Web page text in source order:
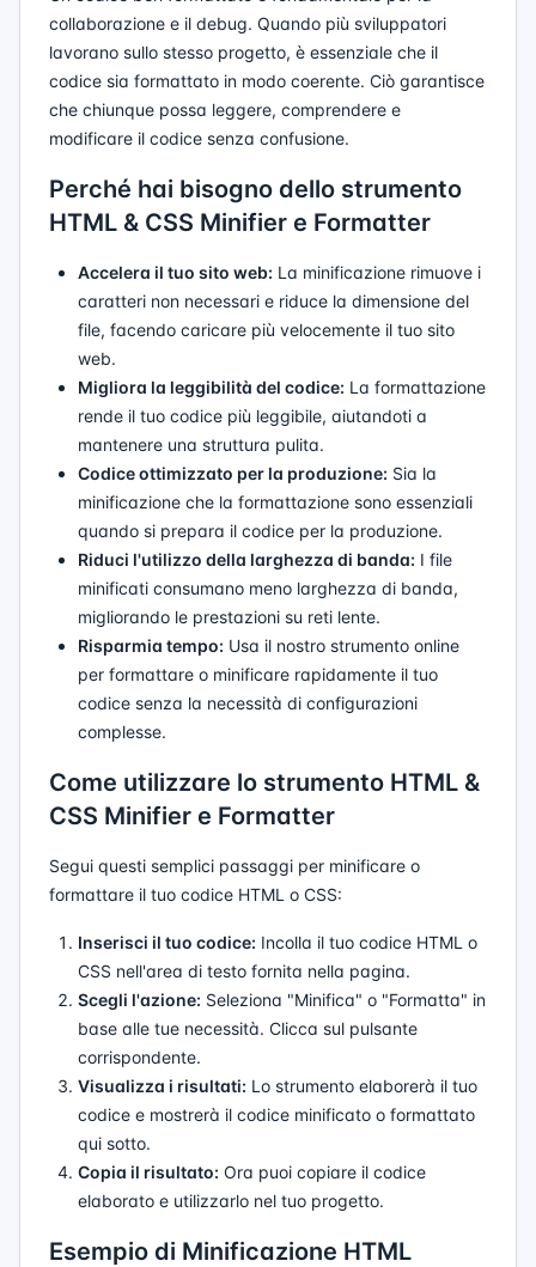
collaborazione e il debug. Quando più sviluppatori
lavorano sullo stesso progetto, è essenziale che il
codice sia formattato in modo coerente. Ciò garantisce
che chiunque possa leggere, comprendere e
modificare il codice senza confusione.
Perché hai bisogno dello strumento
HTML & CSS Minifier e Formatter
Accelera il tuo sito web: La minificazione rimuove i
caratteri non necessari e riduce la dimensione del
file, facendo caricare più velocemente il tuo sito
web.
Migliora la leggibilità del codice: La formattazione
rende il tuo codice più leggibile, aiutandoti a
mantenere una struttura pulita.
Codice ottimizzato per la produzione: Sia la
minificazione che la formattazione sono essenziali
quando si prepara il codice per la produzione.
Riduci l'utilizzo della larghezza di banda: I file
minificati consumano meno larghezza di banda,
migliorando le prestazioni su reti lente.
Risparmia tempo: Usa il nostro strumento online
per formattare o minificare rapidamente il tuo
codice senza la necessità di configurazioni
complesse.
Come utilizzare lo strumento HTML &
CSS Minifier e Formatter
Segui questi semplici passaggi per minificare o
formattare il tuo codice HTML o CSS:
Inserisci il tuo codice: Incolla il tuo codice HTML o
CSS nell'area di testo fornita nella pagina.
Scegli l'azione: Seleziona "Minifica" o "Formatta" in
base alle tue necessità. Clicca sul pulsante
corrispondente.
Visualizza i risultati: Lo strumento elaborerà il tuo
codice e mostrerà il codice minificato o formattato
qui sotto.
Copia il risultato: Ora puoi copiare il codice
elaborato e utilizzarlo nel tuo progetto.
Esempio di Minificazione HTML